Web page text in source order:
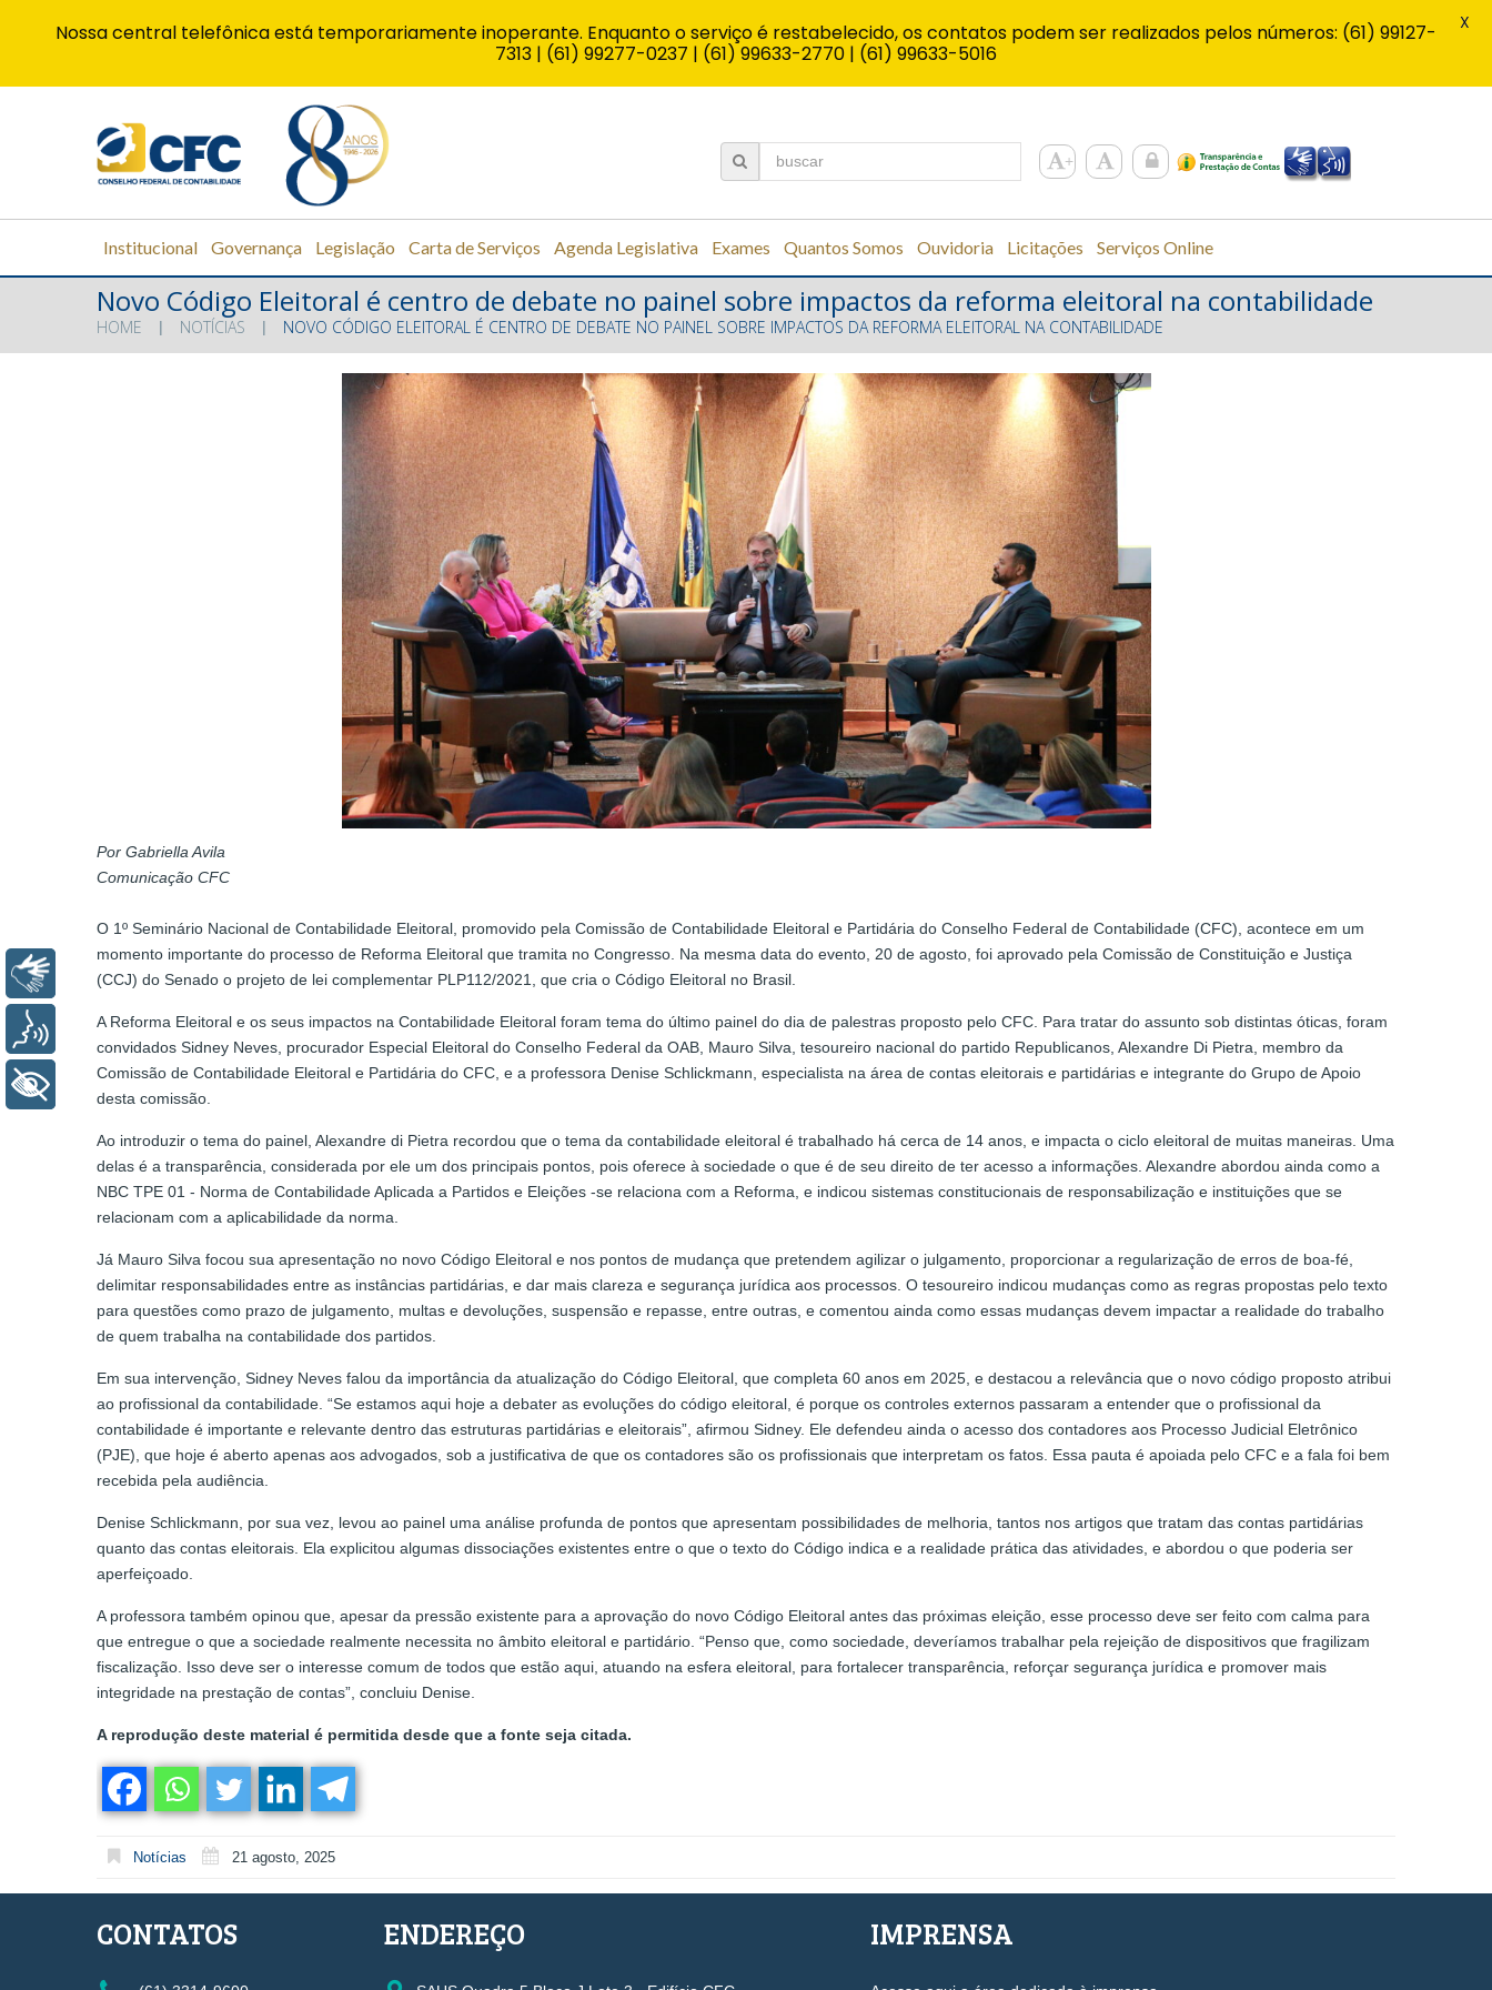
Institucional Governança Legislação Carta de Serviços Agenda Legislativa Exames Quantos Somos Ouvidoria Licitações Serviços Online
Novo Código Eleitoral é centro de debate no painel sobre impactos da reforma eleitoral na contabilidade
HOME NOTÍCIAS NOVO CÓDIGO ELEITORAL É CENTRO DE DEBATE NO PAINEL SOBRE IMPACTOS DA REFORMA ELEITORAL NA CONTABILIDADE
Por Gabriella Avila
Comunicação CFC
O 1º Seminário Nacional de Contabilidade Eleitoral, promovido pela Comissão de Contabilidade Eleitoral e Partidária do Conselho Federal de Contabilidade (CFC), acontece em um
momento importante do processo de Reforma Eleitoral que tramita no Congresso. Na mesma data do evento, 20 de agosto, foi aprovado pela Comissão de Constituição e Justiça
(CCJ) do Senado o projeto de lei complementar PLP112/2021, que cria o Código Eleitoral no Brasil.
A Reforma Eleitoral e os seus impactos na Contabilidade Eleitoral foram tema do último painel do dia de palestras proposto pelo CFC. Para tratar do assunto sob distintas óticas, foram
convidados Sidney Neves, procurador Especial Eleitoral do Conselho Federal da OAB, Mauro Silva, tesoureiro nacional do partido Republicanos, Alexandre Di Pietra, membro da
Comissão de Contabilidade Eleitoral e Partidária do CFC, e a professora Denise Schlickmann, especialista na área de contas eleitorais e partidárias e integrante do Grupo de Apoio
desta comissão.
Ao introduzir o tema do painel, Alexandre di Pietra recordou que o tema da contabilidade eleitoral é trabalhado há cerca de 14 anos, e impacta o ciclo eleitoral de muitas maneiras. Uma
delas é a transparência, considerada por ele um dos principais pontos, pois oferece à sociedade o que é de seu direito de ter acesso a informações. Alexandre abordou ainda como a
NBC TPE 01 - Norma de Contabilidade Aplicada a Partidos e Eleições -se relaciona com a Reforma, e indicou sistemas constitucionais de responsabilização e instituições que se
relacionam com a aplicabilidade da norma.
Já Mauro Silva focou sua apresentação no novo Código Eleitoral e nos pontos de mudança que pretendem agilizar o julgamento, proporcionar a regularização de erros de boa-fé,
delimitar responsabilidades entre as instâncias partidárias, e dar mais clareza e segurança jurídica aos processos. O tesoureiro indicou mudanças como as regras propostas pelo texto
para questões como prazo de julgamento, multas e devoluções, suspensão e repasse, entre outras, e comentou ainda como essas mudanças devem impactar a realidade do trabalho
de quem trabalha na contabilidade dos partidos.
Em sua intervenção, Sidney Neves falou da importância da atualização do Código Eleitoral, que completa 60 anos em 2025, e destacou a relevância que o novo código proposto atribui
ao profissional da contabilidade. “Se estamos aqui hoje a debater as evoluções do código eleitoral, é porque os controles externos passaram a entender que o profissional da
contabilidade é importante e relevante dentro das estruturas partidárias e eleitorais”, afirmou Sidney. Ele defendeu ainda o acesso dos contadores aos Processo Judicial Eletrônico
(PJE), que hoje é aberto apenas aos advogados, sob a justificativa de que os contadores são os profissionais que interpretam os fatos. Essa pauta é apoiada pelo CFC e a fala foi bem
recebida pela audiência.
Denise Schlickmann, por sua vez, levou ao painel uma análise profunda de pontos que apresentam possibilidades de melhoria, tantos nos artigos que tratam das contas partidárias
quanto das contas eleitorais. Ela explicitou algumas dissociações existentes entre o que o texto do Código indica e a realidade prática das atividades, e abordou o que poderia ser
aperfeiçoado.
A professora também opinou que, apesar da pressão existente para a aprovação do novo Código Eleitoral antes das próximas eleição, esse processo deve ser feito com calma para
que entregue o que a sociedade realmente necessita no âmbito eleitoral e partidário. “Penso que, como sociedade, deveríamos trabalhar pela rejeição de dispositivos que fragilizam
fiscalização. Isso deve ser o interesse comum de todos que estão aqui, atuando na esfera eleitoral, para fortalecer transparência, reforçar segurança jurídica e promover mais
integridade na prestação de contas”, concluiu Denise.
A reprodução deste material é permitida desde que a fonte seja citada.
Notícias 21 agosto, 2025
CONTATOS ENDEREÇO IMPRENSA
Nossa central telefônica está temporariamente inoperante. Enquanto o serviço é restabelecido, os contatos podem ser realizados pelos números: (61) 99127-
7313 | (61) 99277-0237 | (61) 99633-2770 | (61) 99633-5016
X
Libras
Voz
+ Acessibilidade